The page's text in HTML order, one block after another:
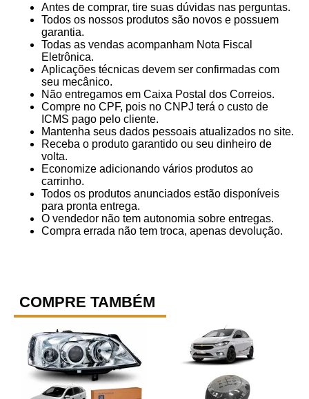
Antes de comprar, tire suas dúvidas nas perguntas.
Todos os nossos produtos são novos e possuem
garantia.
Todas as vendas acompanham Nota Fiscal
Eletrônica.
Aplicações técnicas devem ser confirmadas com
seu mecânico.
Não entregamos em Caixa Postal dos Correios.
Compre no CPF, pois no CNPJ terá o custo de
ICMS pago pelo cliente.
Mantenha seus dados pessoais atualizados no site.
Receba o produto garantido ou seu dinheiro de
volta.
Economize adicionando vários produtos ao
carrinho.
Todos os produtos anunciados estão disponíveis
para pronta entrega.
O vendedor não tem autonomia sobre entregas.
Compra errada não tem troca, apenas devolução.
COMPRE TAMBÉM